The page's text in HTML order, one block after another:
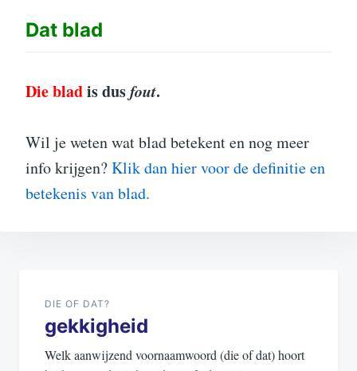
Dat blad
Die bladis dusfout.
Wil je weten wat blad betekent en nog meer
info krijgen?Klik dan hier voor de definitie en
betekenis van blad.
navigatie
DIE OF DAT?
gekkigheid
Welk aanwijzend voornaamwoord (die of dat) hoort